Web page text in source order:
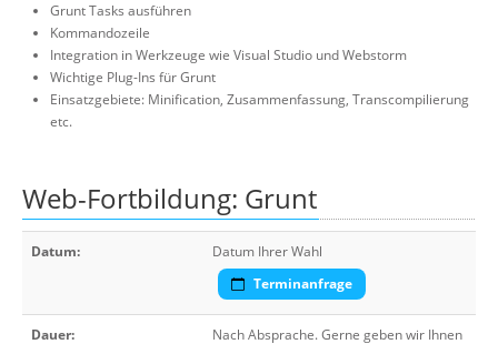
Grunt Tasks ausführen
Kommandozeile
Integration in Werkzeuge wie Visual Studio und Webstorm
Wichtige Plug-Ins für Grunt
Einsatzgebiete: Minification, Zusammenfassung, Transcompilierung
etc.
Web-Fortbildung: Grunt
Datum:
Datum Ihrer Wahl
Terminanfrage
Dauer:
Nach Absprache. Gerne geben wir Ihnen